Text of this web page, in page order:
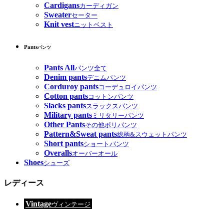
Cardigansカーディガン
Sweaterセーター
Knit vestニットベスト
Pantsパンツ
Pants Allパンツ全て
Denim pantsデニムパンツ
Corduroy pantsコーデュロイパンツ
Cotton pantsコットンパンツ
Slacks pantsスラックスパンツ
Military pants ミリタリーパンツ
Other Pantsその他ポリパンツ
Pattern&Sweat pants総柄&スウェットパンツ
Short pantsショートパンツ
Overallsオーバーオール
Shoesシューズ
レディース
Vintageヴィンテージ